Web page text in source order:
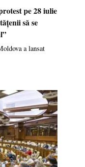
pe 28 iulie
să se
a lansat